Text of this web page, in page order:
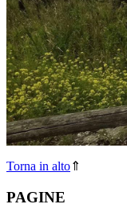
Torna in alto⇑
PAGINE